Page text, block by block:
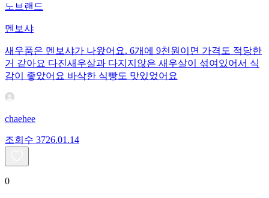
노브랜드
멘보샤
새우품은 멘보샤가 나왔어요. 6개에 9천원이면 가격도 적당한
거 같아요 다진새우살과 다지지않은 새우살이 섞여있어서 식
감이 좋았어요 바삭한 식빵도 맛있었어요
chaehee
조회수 3726.01.14
0